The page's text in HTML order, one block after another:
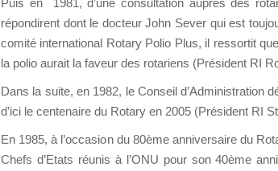
Puis en 1981, d’une consultation auprès des
répondirent dont le docteur John Sever qui est
comité international Rotary Polio Plus, il ressortit
la polio aurait la faveur des rotariens (Président RI
Dans la suite, en 1982, le Conseil d’Administration
d’ici le centenaire du Rotary en 2005 (Président RI
En 1985, à l’occasion du 80ème anniversaire du
Chefs d’Etats réunis à l’ONU pour son 40ème